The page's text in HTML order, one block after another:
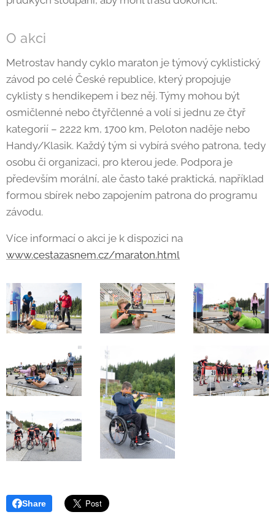
O akci
Metrostav handy cyklo maraton je týmový cyklistický
závod po celé České republice, který propojuje
cyklisty s hendikepem i bez něj. Týmy mohou být
osmičlenné nebo čtyřčlenné a volí si jednu ze čtyř
kategorií – 2222 km, 1700 km, Peloton naděje nebo
Handy/Klasik. Každý tým si vybírá svého patrona, tedy
osobu či organizaci, pro kterou jede. Podpora je
především morální, ale často také praktická, například
formou sbírek nebo zapojením patrona do programu
závodu.
Více informací o akci je k dispozici na
www.cestazasnem.cz/maraton.html
Share